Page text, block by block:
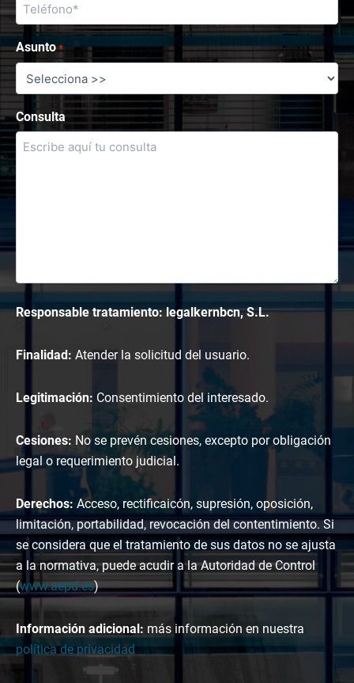
Asunto *
Consulta
Responsable tratamiento: legalkernbcn, S.L.
Finalidad: Atender la solicitud del usuario.
Legitimación: Consentimiento del interesado.
Cesiones: No se prevén cesiones, excepto por obligación
legal o requerimiento judicial.
Derechos: Acceso, rectificaicón, supresión, oposición,
limitación, portabilidad, revocación del contentimiento. Si
se considera que el tratamiento de sus datos no se ajusta
a la normativa, puede acudir a la Autoridad de Control
(www.aepd.es)
Información adicional: más información en nuestra
política de privacidad